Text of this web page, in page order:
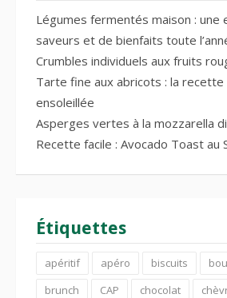
Légumes fermentés maison : une
saveurs et de bienfaits toute
Crumbles individuels aux fruits
Tarte fine aux abricots : la recette
ensoleillée
Asperges vertes à la mozzarella
Recette facile : Avocado Toast au
Étiquettes
apéritif apéro biscuits
brunch
CAP chocolat